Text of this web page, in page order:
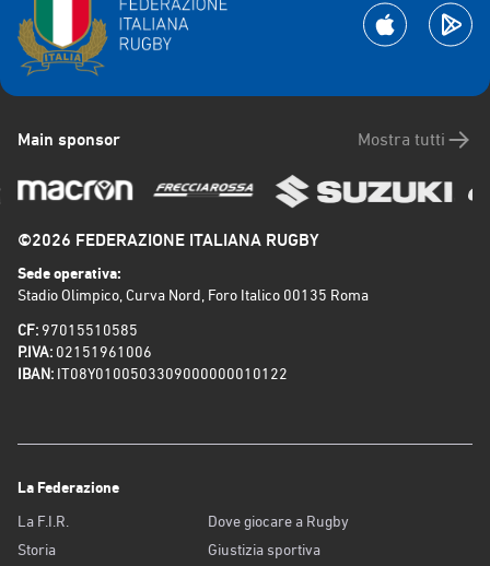
©2026 FEDERAZIONE ITALIANA RUGBY
Sede operativa:
Stadio Olimpico, Curva Nord, Foro Italico 00135 Roma
CF: 97015510585
P.IVA: 02151961006
IBAN: IT08Y0100503309000000010122
Main sponsor Mostra tutti
La Federazione
La F.I.R.
Storia
Dove giocare a Rugby
Giustizia sportiva